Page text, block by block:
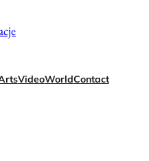
VideoWorldContact